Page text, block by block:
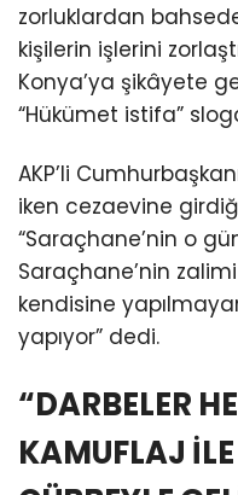
zorluklardan
kişilerin işlerini
Konya’ya şikâyete
“Hükümet istifa”
AKP’li
iken cezaevine
“Saraçhane’nin o
Saraçhane’nin
kendisine
yapıyor” dedi.
“DARBELER
KAMUFLAJ